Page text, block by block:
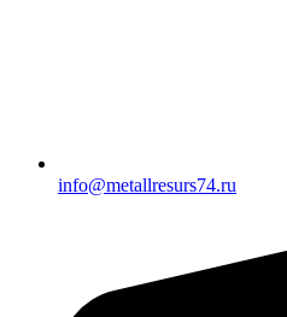
info@metallresurs74.ru